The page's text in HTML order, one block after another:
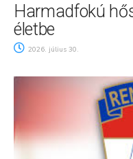
Harmadfokú
életbe
2026. július 30.